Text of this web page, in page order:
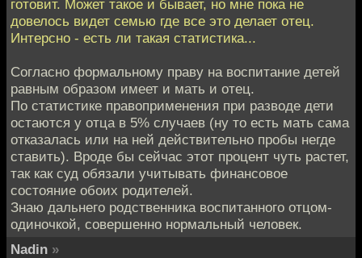
готовит. Может такое и бывает, но мне пока не
довелось видет семью где все это делает отец.
Интерсно - есть ли такая статистика...
Согласно формальному праву на воспитание детей
равным образом имеет и мать и отец.
По статистике правоприменения при разводе дети
остаются у отца в 5% случаев (ну то есть мать сама
отказалась или на ней действительно пробы негде
ставить). Вроде бы сейчас этот процент чуть растет,
так как суд обязали учитывать финансовое
состояние обоих родителей.
Знаю дальнего родственника воспитанного отцом-
одиночкой, совершенно нормальный человек.
Nadin »